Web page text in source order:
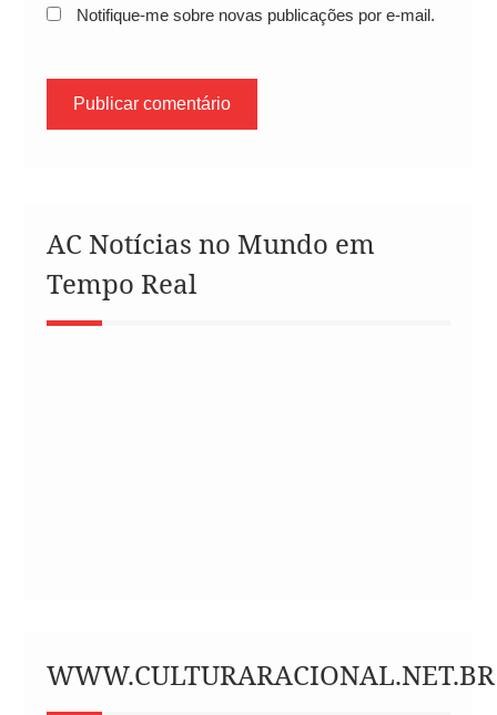
Notifique-me sobre novas publicações por e-mail.
AC Notícias no Mundo em
Tempo Real
WWW.CULTURARACIONAL.NET.BR